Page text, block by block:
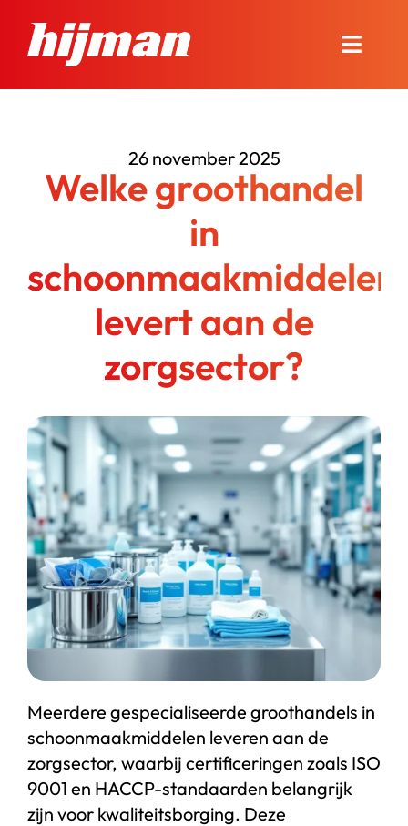
naar
inhoud
Toggle
Onze diensten
Onze winkel
Contact
Bel ons
Start chat
Webshop
26 november 2025
Welke groothandel
in
schoonmaakmiddelen
levert aan de
zorgsector?
Meerdere gespecialiseerde groothandels in
schoonmaakmiddelen leveren aan de
zorgsector, waarbij certificeringen zoals ISO
9001 en HACCP-standaarden belangrijk
zijn voor kwaliteitsborging. Deze